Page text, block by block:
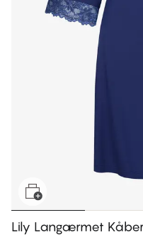
Lily Langærmet